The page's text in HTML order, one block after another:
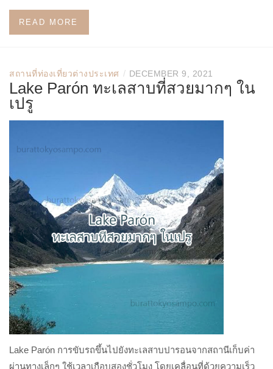
READ MORE
สถานที่ท่องเที่ยวต่างประเทศ / DECEMBER 9, 2021
Lake Parón ทะเลสาบที่สวยมากๆ ใน
เปรู
Lake Parón การขับรถขึ้นไปยังทะเลสาบปารอนจากสถานีเก็บค่า
ผ่านทางเล็กๆ ใช้เวลาเกือบสองชั่วโมง โดยเคลื่อนที่ด้วยความเร็ว